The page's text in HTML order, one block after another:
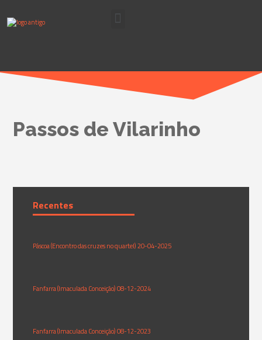
Recentes
Páscoa (Encontro das cruzes no quartel) 20-04-2025
Fanfarra (Imaculada Conceição) 08-12-2024
Fanfarra (Imaculada Conceição) 08-12-2023
Passos de Vilarinho